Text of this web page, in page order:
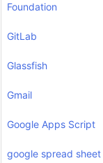
Foundation
GitLab
Glassfish
Gmail
Google Apps Script
google spread sheet